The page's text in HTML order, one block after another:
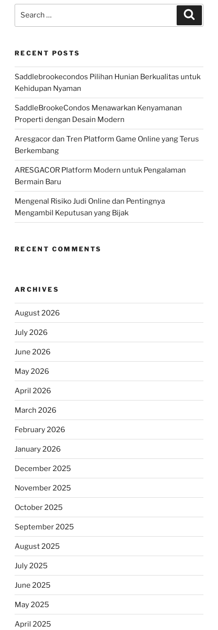
RECENT POSTS
Saddlebrookecondos Pilihan Hunian Berkualitas untuk
Kehidupan Nyaman
SaddleBrookeCondos Menawarkan Kenyamanan
Properti dengan Desain Modern
Aresgacor dan Tren Platform Game Online yang Terus
Berkembang
ARESGACOR Platform Modern untuk Pengalaman
Bermain Baru
Mengenal Risiko Judi Online dan Pentingnya
Mengambil Keputusan yang Bijak
RECENT COMMENTS
ARCHIVES
August 2026
July 2026
June 2026
May 2026
April 2026
March 2026
February 2026
January 2026
December 2025
November 2025
October 2025
September 2025
August 2025
July 2025
June 2025
May 2025
April 2025